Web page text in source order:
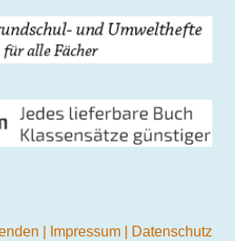
Impressum Datenschutz